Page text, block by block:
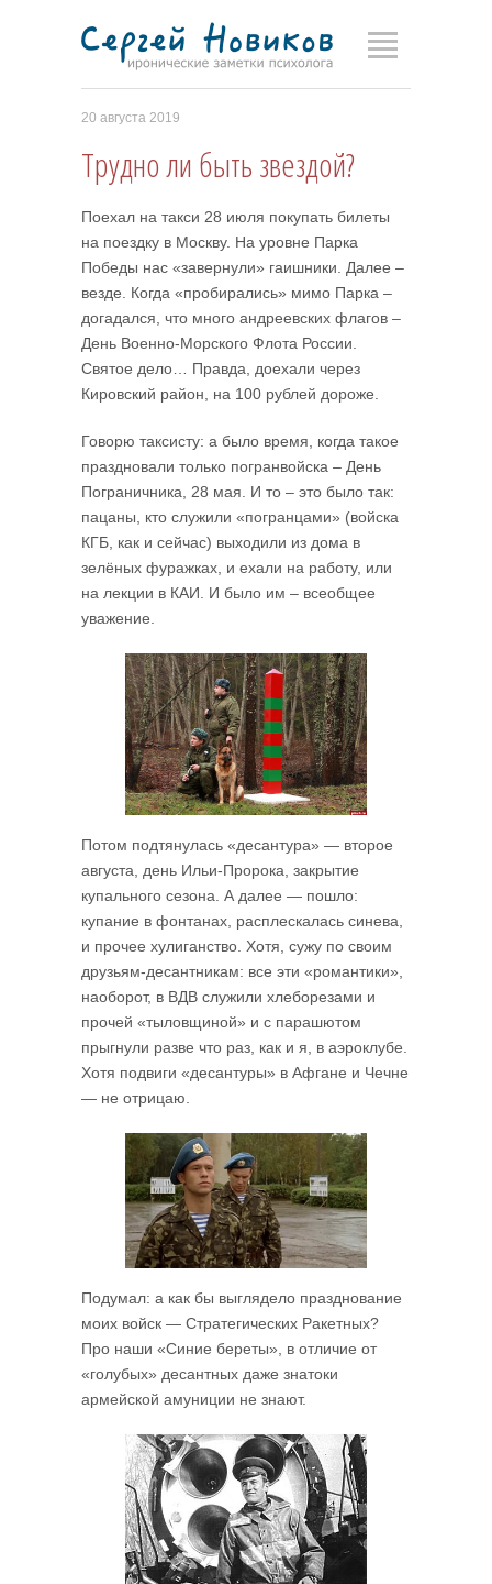
20 августа 2019
Трудно ли быть звездой?
Поехал на такси 28 июля покупать билеты
на поездку в Москву. На уровне Парка
Победы нас «завернули» гаишники. Далее –
везде. Когда «пробирались» мимо Парка –
догадался, что много андреевских флагов –
День Военно-Морского Флота России.
Святое дело… Правда, доехали через
Кировский район, на 100 рублей дороже.
Говорю таксисту: а было время, когда такое
праздновали только погранвойска – День
Пограничника, 28 мая. И то – это было так:
пацаны, кто служили «погранцами» (войска
КГБ, как и сейчас) выходили из дома в
зелёных фуражках, и ехали на работу, или
на лекции в КАИ. И было им – всеобщее
уважение.
Потом подтянулась «десантура» — второе
августа, день Ильи-Пророка, закрытие
купального сезона. А далее — пошло:
купание в фонтанах, расплескалась синева,
и прочее хулиганство. Хотя, сужу по своим
друзьям-десантникам: все эти «романтики»,
наоборот, в ВДВ служили хлеборезами и
прочей «тыловщиной» и с парашютом
прыгнули разве что раз, как и я, в аэроклубе.
Хотя подвиги «десантуры» в Афгане и Чечне
— не отрицаю.
Подумал: а как бы выглядело празднование
моих войск — Стратегических Ракетных?
Про наши «Синие береты», в отличие от
«голубых» десантных даже знатоки
армейской амуниции не знают.